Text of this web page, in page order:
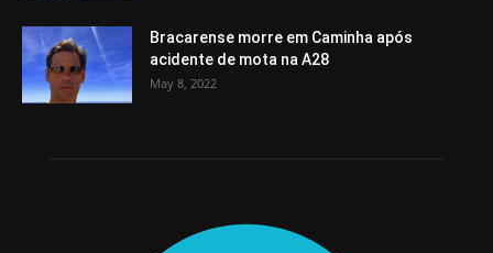
Bracarense morre em Caminha após
acidente de mota na A28
May 8, 2022